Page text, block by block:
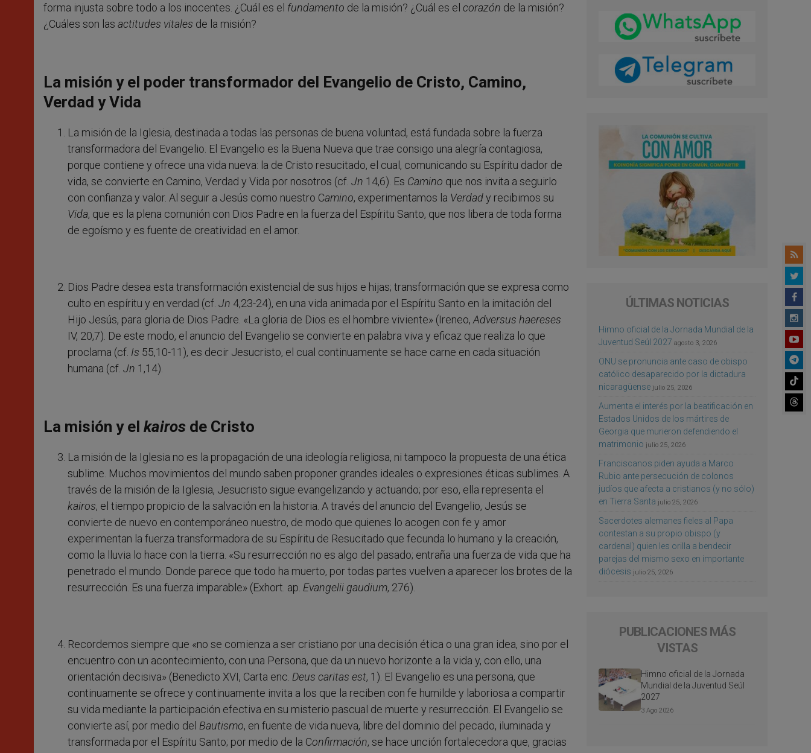
forma injusta sobre todo a los inocentes. ¿Cuál es el fundamento de la misión? ¿Cuál es el corazón de la misión?
¿Cuáles son las actitudes vitales de la misión?
La misión y el poder transformador del Evangelio de Cristo, Camino,
Verdad y Vida
La misión de la Iglesia, destinada a todas las personas de buena voluntad, está fundada sobre la fuerza
transformadora del Evangelio. El Evangelio es la Buena Nueva que trae consigo una alegría contagiosa,
porque contiene y ofrece una vida nueva: la de Cristo resucitado, el cual, comunicando su Espíritu dador de
vida, se convierte en Camino, Verdad y Vida por nosotros (cf. Jn 14,6). Es Camino que nos invita a seguirlo
con confianza y valor. Al seguir a Jesús como nuestro Camino, experimentamos la Verdady recibimos su
Vida, que es la plena comunión con Dios Padre en la fuerza del Espíritu Santo, que nos libera de toda forma
de egoísmo y es fuente de creatividad en el amor.
Dios Padre desea esta transformación existencial de sus hijos e hijas; transformación que se expresa como
culto en espíritu y en verdad (cf. Jn 4,23-24), en una vida animada por el Espíritu Santo en la imitación del
Hijo Jesús, para gloria de Dios Padre. «La gloria de Dios es el hombre viviente» (Ireneo, Adversus haereses
IV, 20,7). De este modo, el anuncio del Evangelio se convierte en palabra viva y eficaz que realiza lo que
proclama (cf. Is 55,10-11), es decir Jesucristo, el cual continuamente se hace carne en cada situación
humana (cf. Jn 1,14).
La misión y el kairos de Cristo
La misión de la Iglesia no es la propagación de una ideología religiosa, ni tampoco la propuesta de una ética
sublime. Muchos movimientos del mundo saben proponer grandes ideales o expresiones éticas sublimes. A
través de la misión de la Iglesia, Jesucristo sigue evangelizando y actuando; por eso, ella representa el
kairos, el tiempo propicio de la salvación en la historia. A través del anuncio del Evangelio, Jesús se
convierte de nuevo en contemporáneo nuestro, de modo que quienes lo acogen con fe y amor
experimentan la fuerza transformadora de su Espíritu de Resucitado que fecunda lo humano y la creación,
como la lluvia lo hace con la tierra. «Su resurrección no es algo del pasado; entraña una fuerza de vida que ha
penetrado el mundo. Donde parece que todo ha muerto, por todas partes vuelven a aparecer los brotes de la
resurrección. Es una fuerza imparable» (Exhort. ap. Evangelii gaudium, 276).
Recordemos siempre que «no se comienza a ser cristiano por una decisión ética o una gran idea, sino por el
encuentro con un acontecimiento, con una Persona, que da un nuevo horizonte a la vida y, con ello, una
orientación decisiva» (Benedicto XVI, Carta enc. Deus caritas est, 1). El Evangelio es una persona, que
continuamente se ofrece y continuamente invita a los que la reciben con fe humilde y laboriosa a compartir
su vida mediante la participación efectiva en su misterio pascual de muerte y resurrección. El Evangelio se
convierte así, por medio del Bautismo, en fuente de vida nueva, libre del dominio del pecado, iluminada y
transformada por el Espíritu Santo; por medio de la Confirmación, se hace unción fortalecedora que, gracias
ÚLTIMAS NOTICIAS
Himno oficial de la Jornada Mundial de la
Juventud Seúl 2027 agosto 3, 2026
ONU se pronuncia ante caso de obispo
católico desaparecido por la dictadura
nicaragüense julio 25, 2026
Aumenta el interés por la beatificación en
Estados Unidos de los mártires de
Georgia que murieron defendiendo el
matrimonio julio 25, 2026
Franciscanos piden ayuda a Marco
Rubio ante persecución de colonos
judíos que afecta a cristianos (y no sólo)
en Tierra Santa julio 25, 2026
Sacerdotes alemanes fieles al Papa
contestan a su propio obispo (y
cardenal) quien les orilla a bendecir
parejas del mismo sexo en importante
diócesis julio 25, 2026
PUBLICACIONES MÁS
VISTAS
Himno oficial de la Jornada
Mundial de la Juventud Seúl
2027
3 Ago 2026